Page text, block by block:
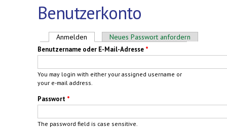
Benutzerkonto
Haupt-Reiter
Anmelden (aktiver Reiter)
Neues Passwort anfordern
Benutzername oder E-Mail-Adresse *
You may login with either your assigned username or
your e-mail address.
Passwort *
The password field is case sensitive.